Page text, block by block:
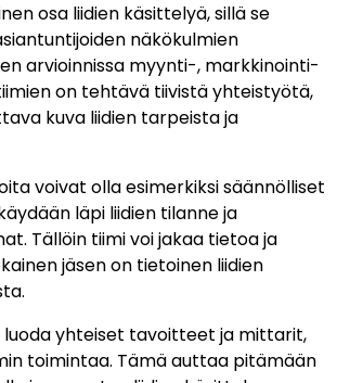
osa liidien käsittelyä, sillä se
näkökulmien
arvioinnissa myynti-, markkinointi-
on tehtävä tiivistä yhteistyötä,
kuva liidien tarpeista ja
voivat olla esimerkiksi säännölliset
läpi liidien tilanne ja
Tällöin tiimi voi jakaa tietoa ja
jäsen on tietoinen liidien
yhteiset tavoitteet ja mittarit,
toimintaa. Tämä auttaa pitämään